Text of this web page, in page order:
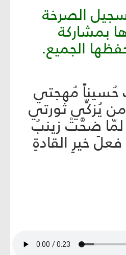
الصرخة
بمشاركة
الجميع.
مُهجتي
يُزكِّي ثورتي
ضحَّتْ زينبُ
خيرِ القادةِ